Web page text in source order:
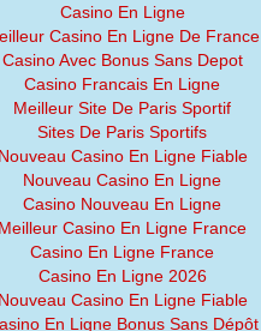
Casino En Ligne
Casino En Ligne De France
Casino Avec Bonus Sans Depot
Casino Francais En Ligne
Meilleur Site De Paris Sportif
Sites De Paris Sportifs
Nouveau Casino En Ligne Fiable
Nouveau Casino En Ligne
Casino Nouveau En Ligne
Meilleur Casino En Ligne France
Casino En Ligne France
Casino En Ligne 2026
Nouveau Casino En Ligne Fiable
En Ligne Bonus Sans Dépôt